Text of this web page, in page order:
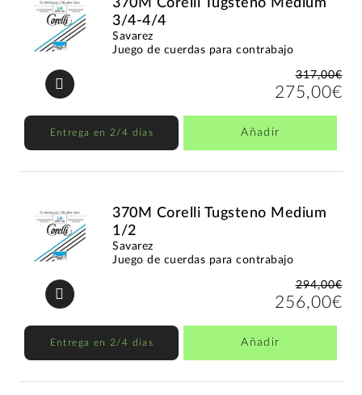
370M Corelli Tugsteno Medium
3/4-4/4
Savarez
Juego de cuerdas para contrabajo
317,00€
275,00€
Entrega en 2/4 días Añadir
370M Corelli Tugsteno Medium
1/2
Savarez
Juego de cuerdas para contrabajo
294,00€
256,00€
Entrega en 2/4 días Añadir